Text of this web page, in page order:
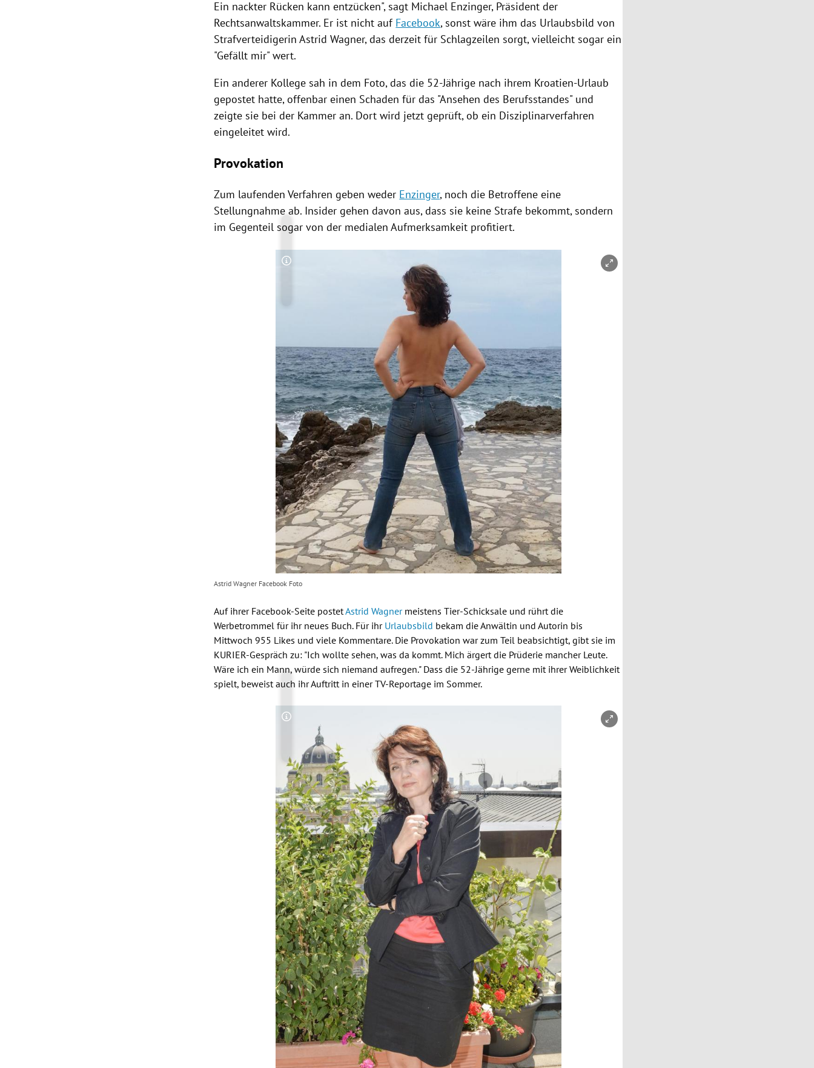
Ein nackter Rücken kann entzücken", sagt Michael Enzinger, Präsident der
Rechtsanwaltskammer. Er ist nicht auf Facebook, sonst wäre ihm das Urlaubsbild von
StrafverteidigerinAstrid Wagner, das derzeit für Schlagzeilen sorgt, vielleicht sogar ein
"Gefällt mir" wert.
Ein anderer Kollege sah in dem Foto, das die 52-Jährige nach ihrem Kroatien-Urlaub
gepostet hatte, offenbar einen Schaden für das "Ansehen des Berufsstandes" und
zeigte sie bei der Kammer an. Dort wird jetzt geprüft, ob ein Disziplinarverfahren
eingeleitet wird.
Provokation
Zum laufenden Verfahren geben weder Enzinger, noch die Betroffene eine
Stellungnahme ab. Insider gehen davon aus, dass sie keine Strafe bekommt, sondern
im Gegenteil sogar von der medialen Aufmerksamkeit profitiert.
Copyright-Hinweis öffnen/schließen
Astrid Wagner Facebook Foto
Auf ihrer Facebook-Seite postetAstrid Wagnermeistens Tier-Schicksale und rührt die
Werbetrommel für ihr neues Buch. Für ihr Urlaubsbild bekam die Anwältin und Autorin bis
Mittwoch 955 Likes und viele Kommentare. Die Provokation war zum Teil beabsichtigt, gibt sie im
KURIER-Gespräch zu: "Ich wollte sehen, was da kommt. Mich ärgert die Prüderie mancher Leute.
Wäre ich ein Mann, würde sich niemand aufregen." Dass die 52-Jährige gerne mit ihrer Weiblichkeit
spielt, beweist auch ihr Auftritt in einer TV-Reportage im Sommer.
Copyright-Hinweis öffnen/schließen